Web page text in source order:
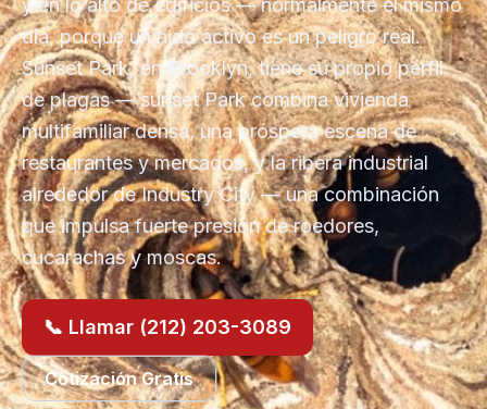
y en lo alto de edificios — normalmente el mismo
día, porque un nido activo es un peligro real.
Sunset Park, en Brooklyn, tiene su propio perfil
de plagas — sunset Park combina vivienda
multifamiliar densa, una próspera escena de
restaurantes y mercados, y la ribera industrial
alrededor de Industry City — una combinación
que impulsa fuerte presión de roedores,
cucarachas y moscas.
📞 Llamar (212) 203-3089
Cotización Gratis